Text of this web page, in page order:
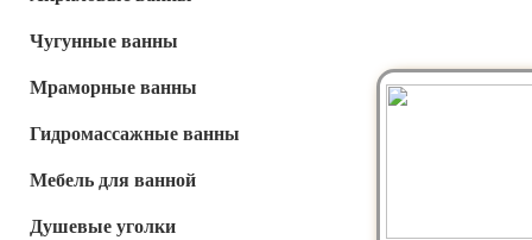
Чугунные ванны
Мраморные ванны
Гидромассажные ванны
Мебель для ванной
Душевые уголки